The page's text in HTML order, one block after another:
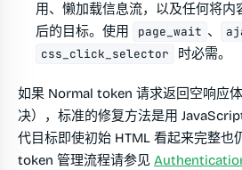
用、懒加载信息流，以及任何将内
后的目标。使用
page_wait 、
css_click_selector 时必需。
如果 Normal token 请求返回空响应
决），标准的修复方法是用
代目标即使初始 HTML 看起来完整也
token 管理流程请参见